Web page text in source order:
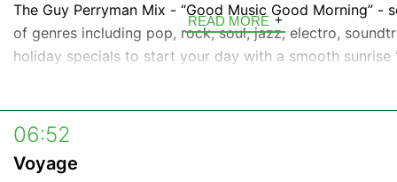
The Guy Perryman Mix - “Good Music Good Morning” -
of genres including pop, rock, soul, jazz, electro,
holiday specials to start your day with a smooth sunrise
for royalty including Prince William, was the world’s first
to DJ live on board airline flights between Tokyo and
in 2017 was appointed MBE by Queen Elizabeth II.
READ MORE
06:52
Voyage